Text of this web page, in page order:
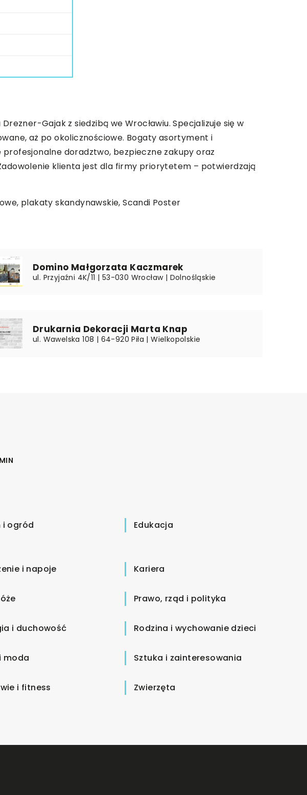
Gajak z siedzibą we Wrocławiu. Specjalizuje się w
aż po okolicznościowe. Bogaty asortyment i
doradztwo, bezpieczne zakupy oraz
klienta jest dla firmy priorytetem – potwierdzają
plakaty skandynawskie,Scandi Poster
Domino Małgorzata Kaczmarek
ul. Przyjaźni 4K/11 | 53-030 Wrocław | Dolnośląskie
Drukarnia Dekoracji Marta Knap
ul. Wawelska 108 | 64-920 Piła | Wielkopolskie
i ogród Edukacja
i napoje Kariera
Prawo, rząd i polityka
i duchowość Rodzina i wychowanie dzieci
moda Sztuka i zainteresowania
i fitness Zwierzęta